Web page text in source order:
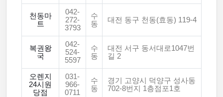
천동마
트
042-
272-
3793
수
동
대전 동구 천동(효동) 119-4
복권왕
국
042-
524-
5597
수
동
대전 서구 동서대로1047번
길 2
오렌지
24시원
당점
031-
966-
0711
수
동
경기 고양시 덕양구 성사동
702-8번지 1층점포1호